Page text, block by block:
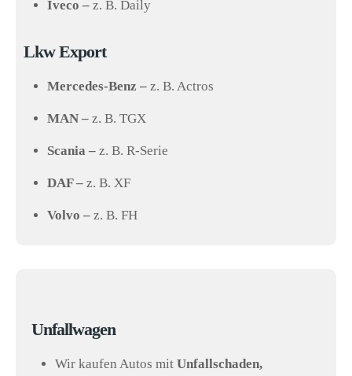
Iveco – z. B. Daily
Lkw Export
Mercedes-Benz – z. B. Actros
MAN – z. B. TGX
Scania – z. B. R-Serie
DAF – z. B. XF
Volvo – z. B. FH
Unfallwagen
Wir kaufen Autos mit Unfallschaden,